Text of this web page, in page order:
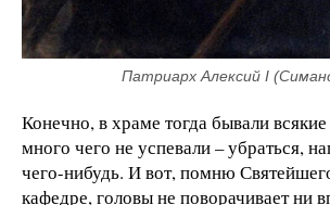
Патриарх Алексий I
Конечно, в храме тогда бывали
много чего не успевали – убраться,
чего-нибудь. И вот, помню
кафедре, головы не поворачивает ни